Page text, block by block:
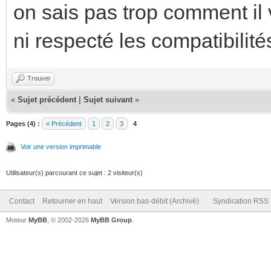
on sais pas trop comment il
ni respecté les
Trouver
« Sujet précédent Sujet suivant »
Pages (4) : « Précédent 1 2 3 4
Voir une version imprimable
Utilisateur(s) parcourant ce sujet : 2 visiteur(s)
Contact Retourner en haut Version bas-débit (Archivé) Syndication RSS
Moteur MyBB , © 2002-2026 MyBB Group